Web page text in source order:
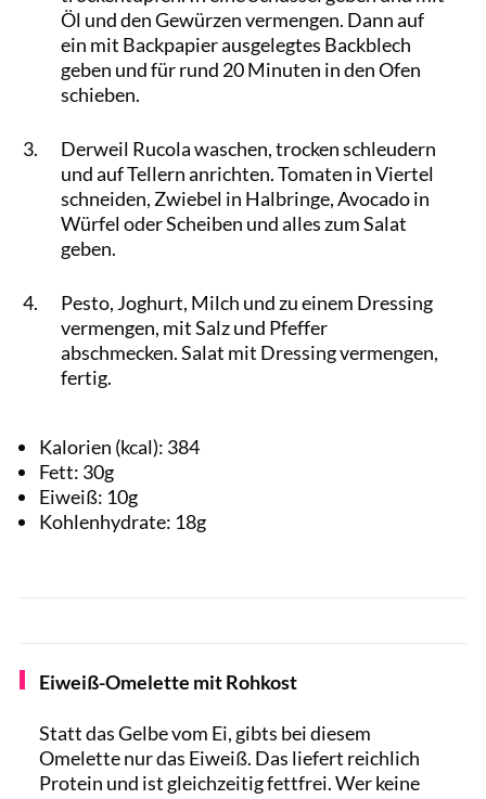
Öl und den Gewürzen vermengen. Dann auf
ein mit Backpapier ausgelegtes Backblech
geben und für rund 20 Minuten in den Ofen
schieben.
Derweil Rucola waschen, trocken schleudern
und auf Tellern anrichten. Tomaten in Viertel
schneiden, Zwiebel in Halbringe, Avocado in
Würfel oder Scheiben und alles zum Salat
geben.
Pesto, Joghurt, Milch und zu einem Dressing
vermengen, mit Salz und Pfeffer
abschmecken. Salat mit Dressing vermengen,
fertig.
Kalorien (kcal): 384
Fett: 30g
Eiweiß: 10g
Kohlenhydrate: 18g
Eiweiß-Omelette mit Rohkost
Statt das Gelbe vom Ei, gibts bei diesem
Omelette nur das Eiweiß. Das liefert reichlich
Protein und ist gleichzeitig fettfrei. Wer keine